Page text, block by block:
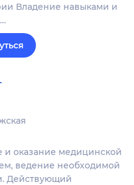
Владение навыками и
и оказание медицинской
ведение необходимой
Действующий